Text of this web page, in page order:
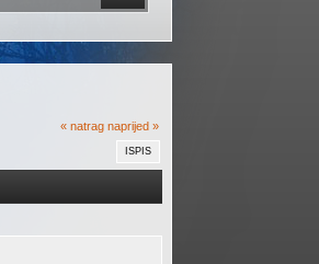
« natrag naprijed »
ISPIS